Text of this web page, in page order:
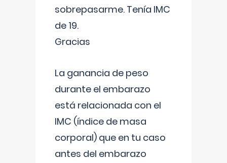
sobrepasarme. Tenía IMC
de 19.
Gracias
La ganancia de peso
durante el embarazo
está relacionada con el
IMC (índice de masa
corporal) que en tu caso
antes del embarazo